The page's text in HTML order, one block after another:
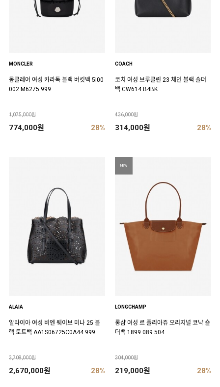
MONCLER
몽클레어 여성 카라독 블랙 버킷백 5I00
002 M6275 999
1,075,000원
774,000원 28%
COACH
코치 여성 브루클린 23 체인 블랙 숄더
백 CW614 B4BK
436,000원
314,000원 28%
ALAIA
알라이아 여성 비엔 웨이브 미나 25 블
랙 토트백 AA1S06725C0A44 999
3,708,000원
2,670,000원 28%
NEW
LONGCHAMP
롱샴 여성 르 플리아쥬 오리지널 코냑 숄
더백 1899 089 504
304,000원
219,000원 28%